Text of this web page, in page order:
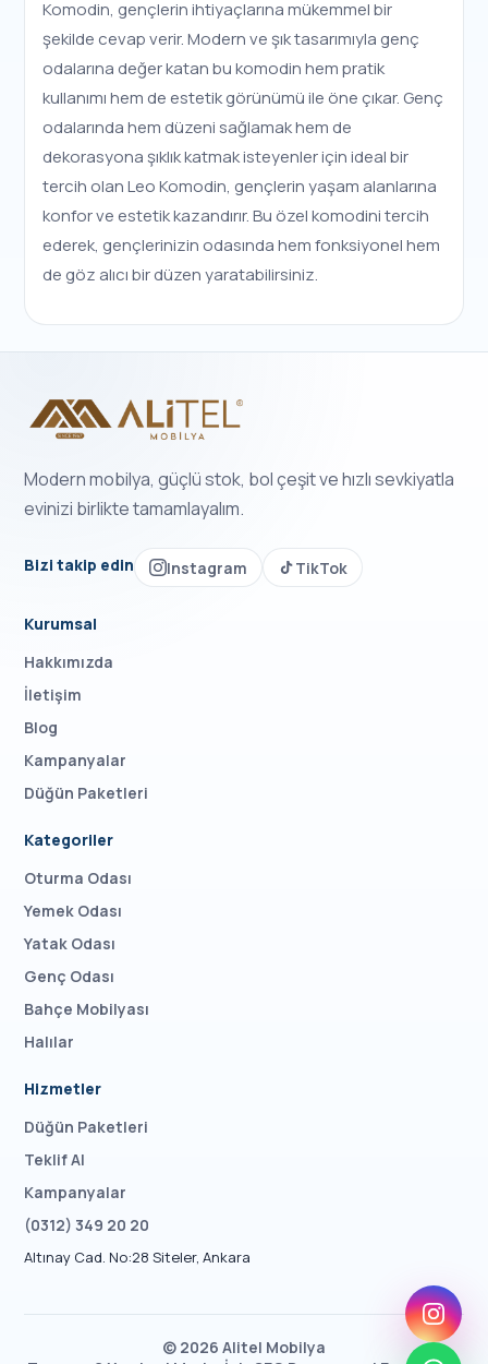
Komodin, gençlerin ihtiyaçlarına mükemmel bir
şekilde cevap verir. Modern ve şık tasarımıyla genç
odalarına değer katan bu komodin hem pratik
kullanımı hem de estetik görünümü ile öne çıkar. Genç
odalarında hem düzeni sağlamak hem de
dekorasyona şıklık katmak isteyenler için ideal bir
tercih olan Leo Komodin, gençlerin yaşam alanlarına
konfor ve estetik kazandırır. Bu özel komodini tercih
ederek, gençlerinizin odasında hem fonksiyonel hem
de göz alıcı bir düzen yaratabilirsiniz.
Modern mobilya, güçlü stok, bol çeşit ve hızlı sevkiyatla
evinizi birlikte tamamlayalım.
Bizi takip edin Instagram TikTok
Kurumsal
Hakkımızda
İletişim
Blog
Kampanyalar
Düğün Paketleri
Kategoriler
Oturma Odası
Yemek Odası
Yatak Odası
Genç Odası
Bahçe Mobilyası
Halılar
Hizmetler
Düğün Paketleri
Teklif Al
Kampanyalar
(0312) 349 20 20
Altınay Cad. No:28 Siteler, Ankara
© 2026 Alitel Mobilya